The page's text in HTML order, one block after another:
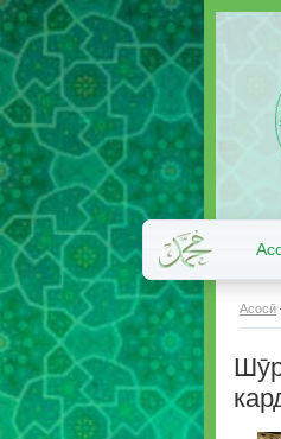
Асосӣ